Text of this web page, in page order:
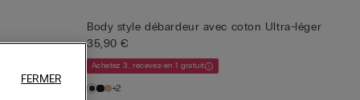
Body style débardeur avec coton Ultra-léger
35,90 €
Achetez 3, recevez-en 1 gratuit
+2
FERMER